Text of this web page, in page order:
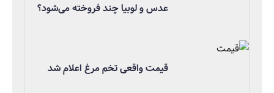
عدس و لوبیا چند فروخته می‌شود؟
قیمت واقعی تخم مرغ اعلام شد